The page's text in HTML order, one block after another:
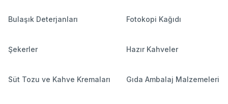
Bulaşık Deterjanları Fotokopi Kağıdı
Şekerler Hazır Kahveler
Süt Tozu ve Kahve Kremaları Gıda Ambalaj Malzemeleri